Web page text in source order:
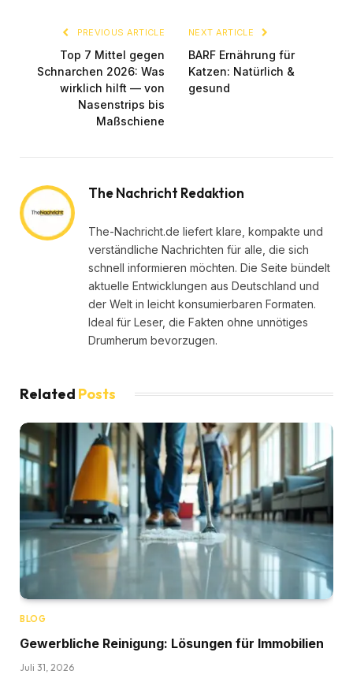
PREVIOUS ARTICLE
Top 7 Mittel gegen
Schnarchen 2026: Was
wirklich hilft — von
Nasenstrips bis
Maßschiene
NEXT ARTICLE
BARF Ernährung für
Katzen: Natürlich &
gesund
The Nachricht Redaktion
The-Nachricht.de liefert klare, kompakte und
verständliche Nachrichten für alle, die sich
schnell informieren möchten. Die Seite bündelt
aktuelle Entwicklungen aus Deutschland und
der Welt in leicht konsumierbaren Formaten.
Ideal für Leser, die Fakten ohne unnötiges
Drumherum bevorzugen.
Related Posts
BLOG
Gewerbliche Reinigung: Lösungen für Immobilien
Juli 31, 2026